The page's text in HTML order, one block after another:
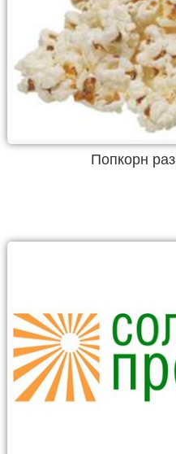
Попкорн